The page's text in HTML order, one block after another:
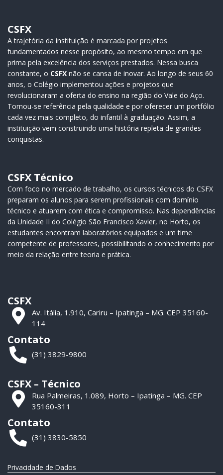
CSFX
A trajetória da instituição é marcada por projetos
fundamentados nesse propósito, ao mesmo tempo em que
prima pela excelência dos serviços prestados. Nessa busca
constante, o CSFX não se cansa de inovar. Ao longo de seus 60
anos, o Colégio implementou ações e projetos que
revolucionaram a oferta do ensino na região do Vale do Aço.
Tornou-se referência pela qualidade e por oferecer um portfólio
cada vez mais completo, do infantil à graduação. Assim, a
instituição vem construindo uma história repleta de grandes
conquistas.
CSFX Técnico
Com foco no mercado de trabalho, os cursos técnicos do CSFX
preparam os alunos para serem profissionais com domínio
técnico e atuarem com ética e compromisso. Nas dependências
da Unidade II do Colégio São Francisco Xavier, no Horto, os
estudantes encontram laboratórios equipados e um time
competente de professores, possibilitando o conhecimento por
meio da relação entre teoria e prática.
CSFX
Av. Itália, 1.910, Cariru – Ipatinga – MG. CEP 35160-
114
Contato
(31) 3829-9800
CSFX – Técnico
Rua Palmeiras, 1.089, Horto – Ipatinga – MG. CEP
35160-311
Contato
(31) 3830-5850
Privacidade de Dados